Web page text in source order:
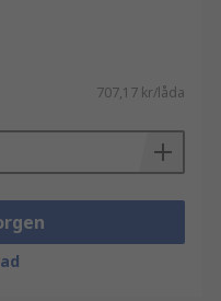
707,17 kr/låda